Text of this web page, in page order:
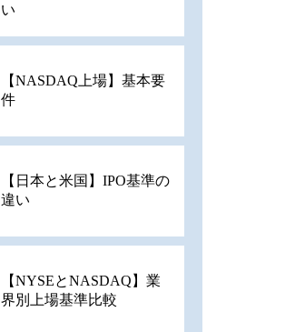
い
【NASDAQ上場】基本要
件
【日本と米国】IPO基準の
違い
【NYSEとNASDAQ】業
界別上場基準比較